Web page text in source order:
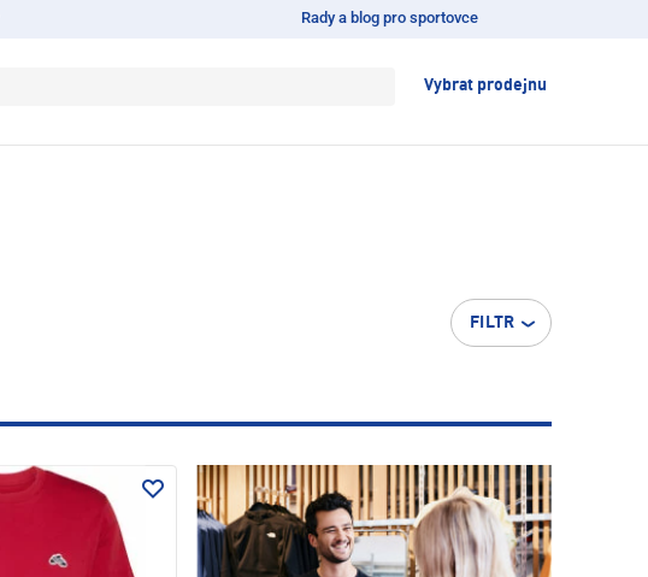
Rady a blog pro sportovce
Vybrat prodejnu
FILTR